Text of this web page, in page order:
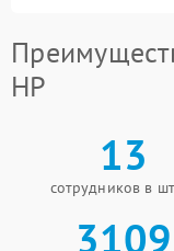
HP
13
сотрудников в
3109